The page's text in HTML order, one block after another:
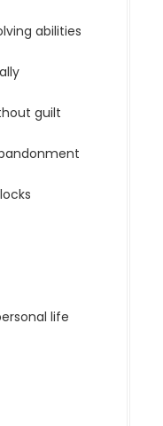
abilities
guilt
life